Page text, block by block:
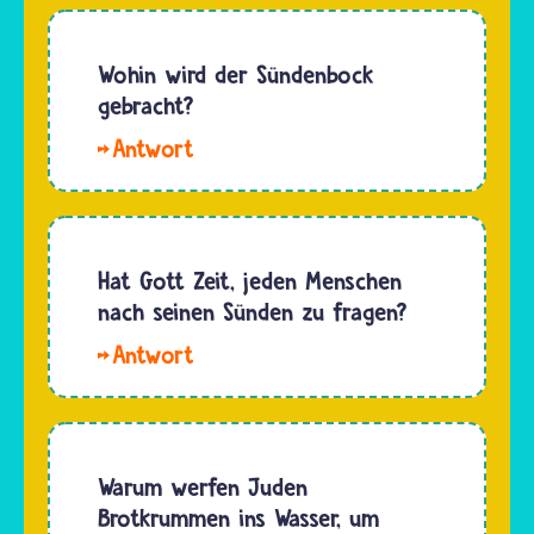
Sünden
begangen,
aber
auch
viele
gute
getan.
Wegen
seinen
guten
Wohin wird der Sündenbock
gebracht?
ist
dass der
Hohepriester
Sünden
des
Volkes
symbolisch
auf einen
Hat Gott Zeit, jeden Menschen
nach seinen Sünden zu fragen?
Für alle,
Gott
glauben,
Warum werfen Juden
Brotkrummen ins Wasser, um